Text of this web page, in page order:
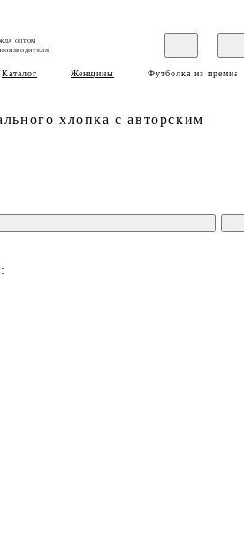
ОПТОМ
Каталог Женщины Футболка из
хлопка с авторским